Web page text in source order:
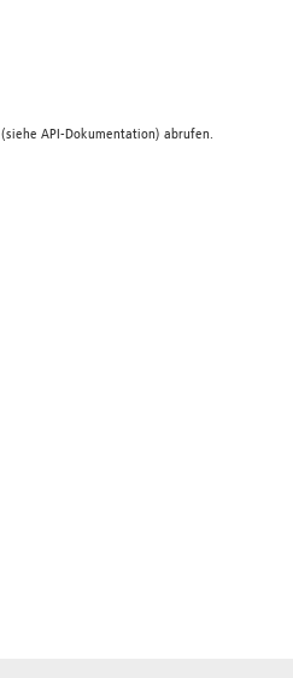
(siehe API-Dokumentation) abrufen.